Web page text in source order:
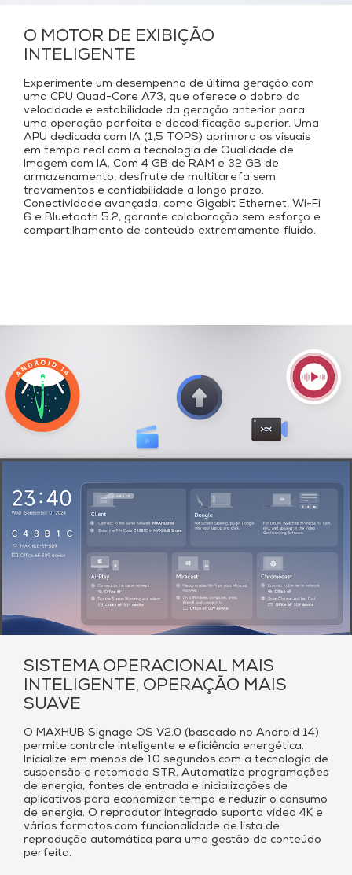
O MOTOR DE EXIBIÇÃO
INTELIGENTE
Experimente um desempenho de última geração com
uma CPU Quad-Core A73, que oferece o dobro da
velocidade e estabilidade da geração anterior para
uma operação perfeita e decodificação superior. Uma
APU dedicada com IA (1,5 TOPS) aprimora os visuais
em tempo real com a tecnologia de Qualidade de
Imagem com IA. Com 4 GB de RAM e 32 GB de
armazenamento, desfrute de multitarefa sem
travamentos e confiabilidade a longo prazo.
Conectividade avançada, como Gigabit Ethernet, Wi-Fi
6 e Bluetooth 5.2, garante colaboração sem esforço e
compartilhamento de conteúdo extremamente fluido.
SISTEMA OPERACIONAL MAIS
INTELIGENTE, OPERAÇÃO MAIS
SUAVE
O MAXHUB Signage OS V2.0 (baseado no Android 14)
permite controle inteligente e eficiência energética.
Inicialize em menos de 10 segundos com a tecnologia de
suspensão e retomada STR. Automatize programações
de energia, fontes de entrada e inicializações de
aplicativos para economizar tempo e reduzir o consumo
de energia. O reprodutor integrado suporta vídeo 4K e
vários formatos com funcionalidade de lista de
reprodução automática para uma gestão de conteúdo
perfeita.